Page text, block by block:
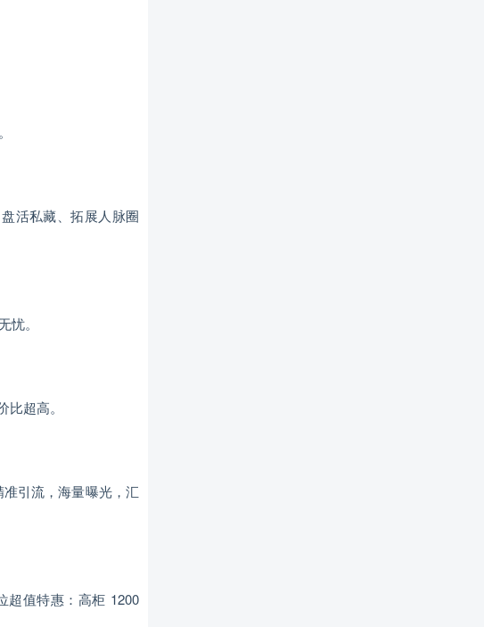
活私藏、拓展人脉圈
。
超高。
引流，海量曝光，汇
超值特惠：高柜 1200